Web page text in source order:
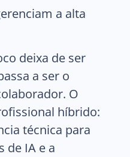
a alta
deixa de ser
a ser o
O
híbrido:
técnica para
de IA e a